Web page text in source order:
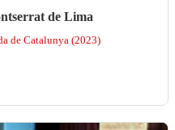
de Lima
de Catalunya (2023)